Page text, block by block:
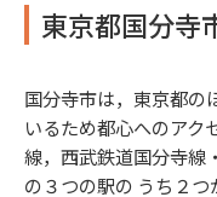
東京都国分寺
国分寺市は，東京都の
いるため都心へのアク
線，西武鉄道国分寺線
の３つの駅の うち２